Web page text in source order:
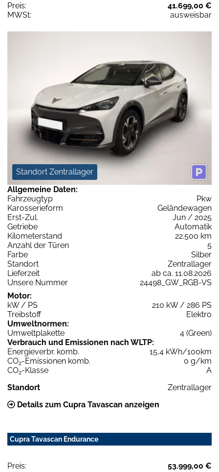
Preis:
41.699,00 €
MWSt:
ausweisbar
Standort Zentrallager
Allgemeine Daten:
Fahrzeugtyp
Pkw
Karosserieform
Geländewagen
Erst-Zul.
Jun / 2025
Getriebe
Automatik
Kilometerstand
22.500 km
Anzahl der Türen
5
Farbe
Silber
Standort
Zentrallager
Lieferzeit
ab ca. 11.08.2026
Unsere Nummer
24498_GW_RGB-VS
Motor:
kW / PS
210 kW / 286 PS
Treibstoff
Elektro
Umweltnormen:
Umweltplakette
4 (Green)
Verbrauch und Emissionen nach WLTP:
Energieverbr. komb.
15,4 kWh/100km
CO2-Emissionen komb.
0 g/km
CO2-Klasse
A
Standort
Zentrallager
Details zum Cupra Tavascan anzeigen
Cupra Tavascan Endurance
Preis:
53.999,00 €